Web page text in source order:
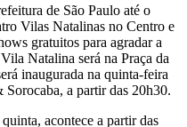
de São Paulo até o
Vilas Natalinas no Centro e
gratuitos para agradar a
Natalina será na Praça da
inaugurada na quinta-feira
a partir das 20h30.
acontece a partir das